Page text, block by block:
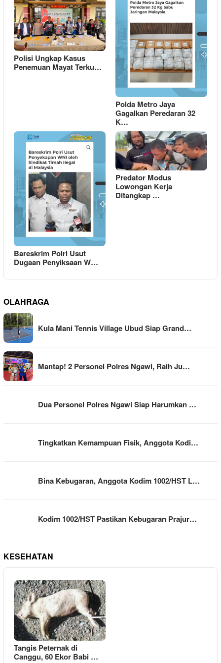
Polisi Ungkap Kasus
Penemuan Mayat Terku…
Polda Metro Jaya
Gagalkan Peredaran 32
K…
Bareskrim Polri Usut
Dugaan Penyiksaan W…
Predator Modus
Lowongan Kerja
Ditangkap …
OLAHRAGA
Kula Mani Tennis Village Ubud Siap Grand…
Mantap! 2 Personel Polres Ngawi, Raih Ju…
Dua Personel Polres Ngawi Siap Harumkan …
Tingkatkan Kemampuan Fisik, Anggota Kodi…
Bina Kebugaran, Anggota Kodim 1002/HST L…
Kodim 1002/HST Pastikan Kebugaran Prajur…
KESEHATAN
Tangis Peternak di
Canggu, 60 Ekor Babi …